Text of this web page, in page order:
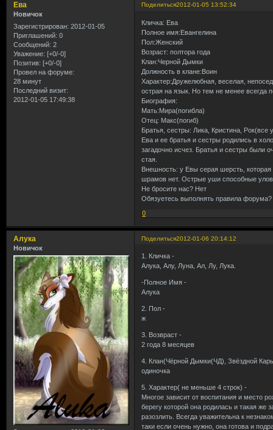
Поделиться2012-01-05 13:52:34
Ева
Новичок
Зарегистрирован: 2012-01-05
Приглашений: 0
Сообщений: 2
Уважение: [+0/-0]
Позитив: [+0/-0]
Провел на форуме:
28 минут
Последний визит:
2012-01-05 17:49:38
Кличка: Ева
Полное имя:Евангелина
Пол:Женский
Возраст: полтора года
Клан:Черной Дымки
Должность в клане:Воин
Характер:Дружелюбная, веселая,
острая на язык. Но тем не менее всегда
Биография:
Мать:Мира(погибла)
Отец: Макс(погиб)
Братья, сестры: Лика, Кристина, Рок(все
Ева и ее братья и сестры родились в
загадочно исчез. Братья и сестры были
стая.
Внешность: у Евы серая шерсть,
шрамов нет. Острые уши способные
Не бросите нас? Нет
Обязуетесь выполнять правила
0
Поделиться2012-01-06 20:14:12
Алука
Новичок
1. Кличка -
Алука, Алу, Луна, Ал, Лу, Лука.
-Полное Имя -
Алука
2. Пол -
ж
3. Возвраст -
2 года 8 месяцев
4. Клан(Чёрной Дымки(ЧД), Звёздной
одиночка
5. Характер( не меньше 4 строк) -
Многое зависит от воспитания и место
берегу которой она родилась и такая
разозлить. Всегда уважительна к
таки если очень нужно, она готова и